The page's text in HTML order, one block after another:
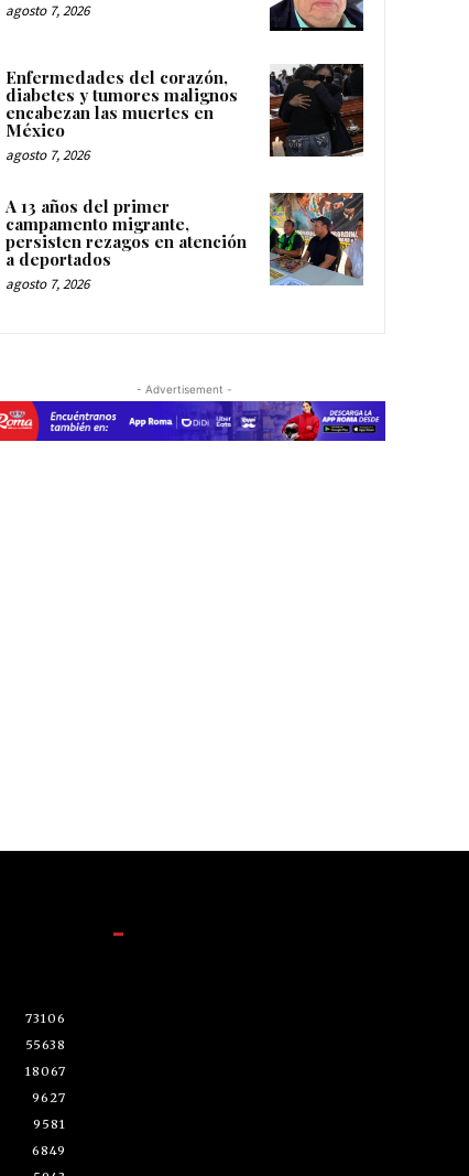
agosto 7, 2026
Enfermedades del corazón,
diabetes y tumores malignos
encabezan las muertes en
México
agosto 7, 2026
A 13 años del primer
campamento migrante,
persisten rezagos en atención
a deportados
agosto 7, 2026
- Advertisement -
73106
55638
18067
9627
9581
6849
-